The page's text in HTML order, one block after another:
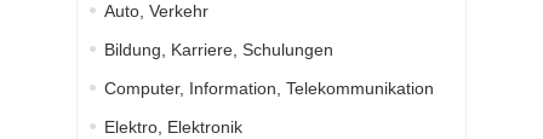
Auto, Verkehr
Bildung, Karriere, Schulungen
Computer, Information, Telekommunikation
Elektro, Elektronik